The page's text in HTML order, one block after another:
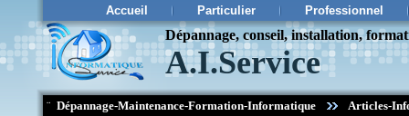
Accueil Particulier Professionnel
Dépannage, conseil, installation,
A.I.Service
¨ Dépannage-Maintenance-Formation-Informatique Articles-